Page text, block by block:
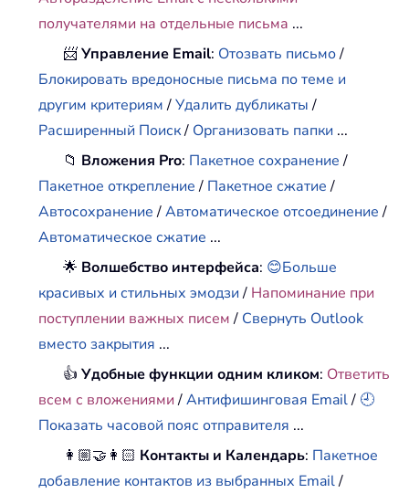
получателями на отдельные письма ...
📨Управление Email: Отозвать письмо/
Блокировать вредоносные письма по теме и
другим критериям/Удалить дубликаты/
Расширенный Поиск/ Организовать папки ...
📁 Вложения Pro: Пакетное сохранение/
Пакетное открепление/ Пакетное сжатие/
Автосохранение/Автоматическое отсоединение/
Автоматическое сжатие ...
🌟 Волшебство интерфейса: 😊Больше
красивых и стильных эмодзи/ Напоминание при
поступлении важных писем/ Свернуть Outlook
вместо закрытия ...
👍Удобные функции одним кликом: Ответить
всем с вложениями /Антифишинговая Email/ 🕘
Показать часовой пояс отправителя ...
👩🏼‍🤝‍👩🏻 Контакты и Календарь: Пакетное
добавление контактов из выбранных Email/